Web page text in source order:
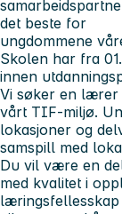
det beste for
ungdommene
Skolen har fra
innen
Vi søker en lærer
vårt TIF-miljø.
lokasjoner og
samspill med
Du vil være en
med kvalitet i
læringsfellesskap